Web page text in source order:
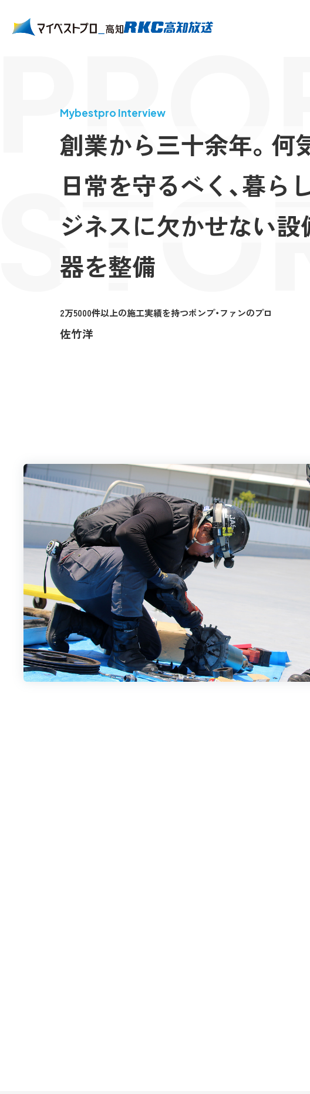
Mybestpro Interview
創業から三十余年。何
日常を守るべく、暮ら
ジネスに欠かせない設
器を整備
2万5000件以上の施工実績を持つポンプ・ファンのプロ
佐竹洋